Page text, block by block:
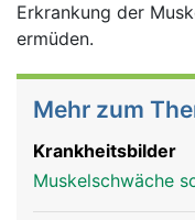
Untersuchungen
News
Ratgeber
Rubriken
Erkrankung der
ermüden.
Mehr zum
Krankheitsbilder
Muskelschwäche